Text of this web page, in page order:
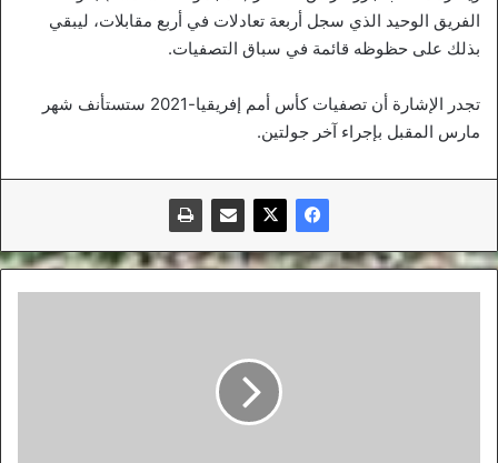
الفريق الوحيد الذي سجل أربعة تعادلات في أربع مقابلات، ليبقي
بذلك على حظوظه قائمة في سباق التصفيات.
تجدر الإشارة أن تصفيات كأس أمم إفريقيا-2021 ستستأنف شهر
مارس المقبل بإجراء آخر جولتين.